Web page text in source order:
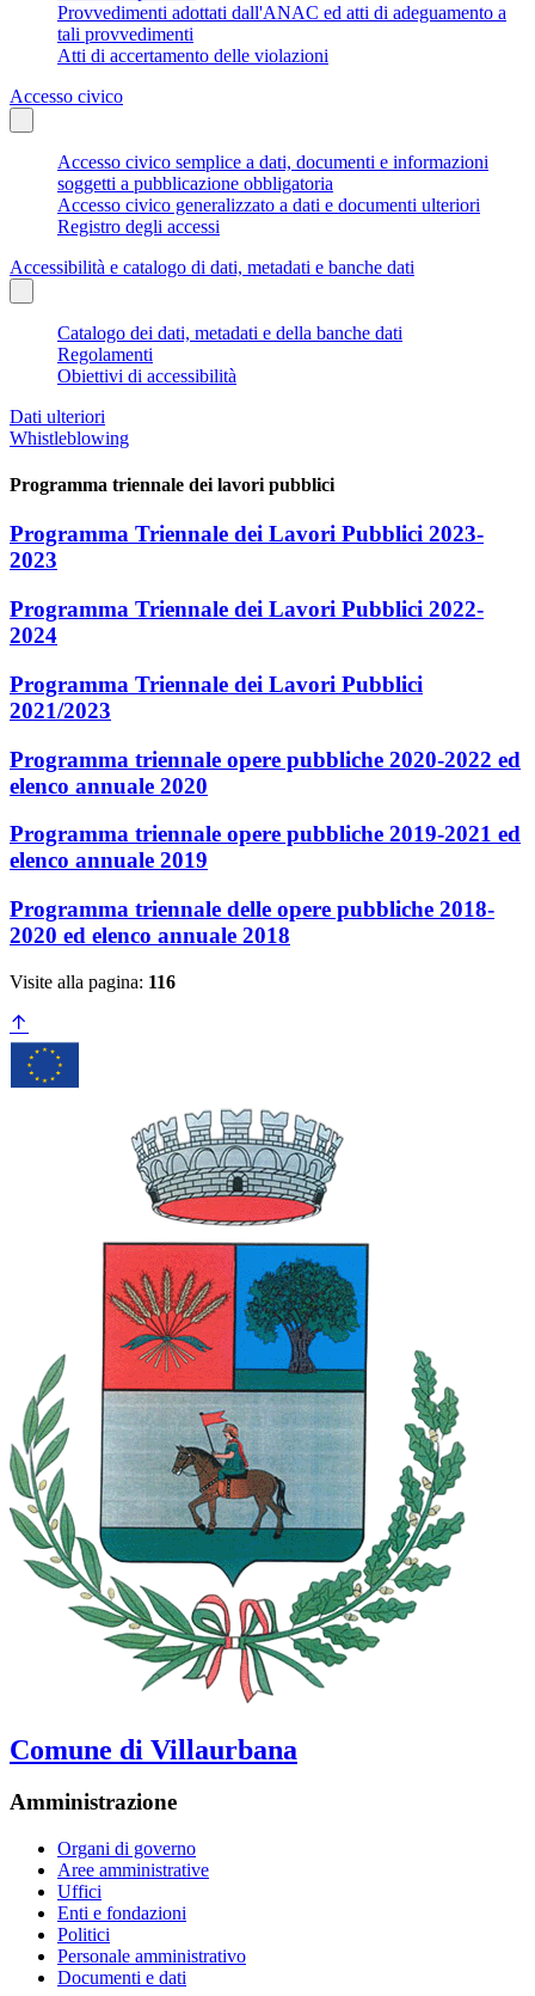
Provvedimenti adottati dall'ANAC ed atti di adeguamento a
tali provvedimenti
Atti di accertamento delle violazioni
Accesso civico
Accesso civico semplice a dati, documenti e informazioni
soggetti a pubblicazione obbligatoria
Accesso civico generalizzato a dati e documenti ulteriori
Registro degli accessi
Accessibilità e catalogo di dati, metadati e banche dati
Catalogo dei dati, metadati e della banche dati
Regolamenti
Obiettivi di accessibilità
Dati ulteriori
Whistleblowing
Programma triennale dei lavori pubblici
Programma Triennale dei Lavori Pubblici 2023-
2023
Programma Triennale dei Lavori Pubblici 2022-
2024
Programma Triennale dei Lavori Pubblici
2021/2023
Programma triennale opere pubbliche 2020-2022 ed
elenco annuale 2020
Programma triennale opere pubbliche 2019-2021 ed
elenco annuale 2019
Programma triennale delle opere pubbliche 2018-
2020 ed elenco annuale 2018
Visite alla pagina: 116
Comune di Villaurbana
Amministrazione
Organi di governo
Aree amministrative
Uffici
Enti e fondazioni
Politici
Personale amministrativo
Documenti e dati